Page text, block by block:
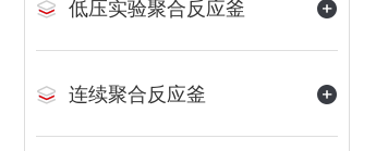
低压实验聚合反应釜
连续聚合反应釜